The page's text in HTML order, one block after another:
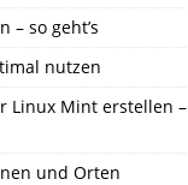
– so geht’s
nutzen
Linux Mint erstellen –
und Orten